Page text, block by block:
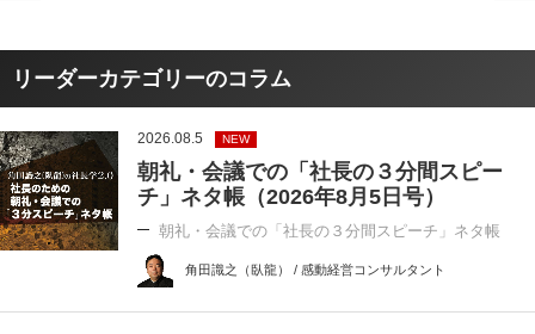
リーダーカテゴリーのコラム
2026.08.5 NEW
朝礼・会議での「社長の３分間スピー
チ」ネタ帳（2026年8月5日号）
朝礼・会議での「社長の３分間スピーチ」ネタ帳
角田識之（臥龍） / 感動経営コンサルタント